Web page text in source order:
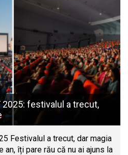
2025: festivalul a trecut,
Festivalul a trecut, dar magia
an, îți pare rău că nu ai ajuns la